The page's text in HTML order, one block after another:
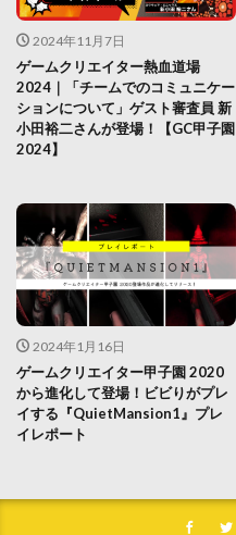
2024年11月7日
ゲームクリエイター熱血道場
2024｜「チームでのコミュニケー
ションについて」ゲスト審査員 新
小田裕二さんが登場！【GC甲子園
2024】
2024年1月16日
ゲームクリエイター甲子園 2020
から進化して登場！ビビりがプレ
イする『QuietMansion1』プレ
イレポート